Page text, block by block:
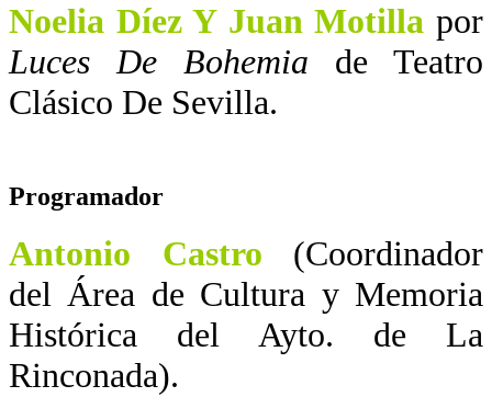
Noelia Díez Y Juan Motilla por
Luces De Bohemia de Teatro
Clásico De Sevilla.
Programador
Antonio Castro (Coordinador
del Área de Cultura y Memoria
Histórica del Ayto. de La
Rinconada).